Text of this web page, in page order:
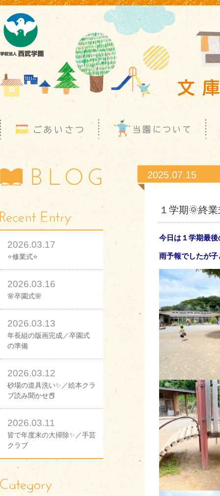
2026.03.17
⭐修業式⭐
2026.03.16
🌸卒園式🌸
2026.03.13
年長組の版画完成／卒園式
の準備
2026.03.12
砂場の道具洗い✨／絵本クラ
ブ読み聞かせ📕
2026.03.11
皆で年度末の大掃除✨／手芸
クラブ
2025.07.15
１学期🌞終
今日は１学期最
雨予報でしたが